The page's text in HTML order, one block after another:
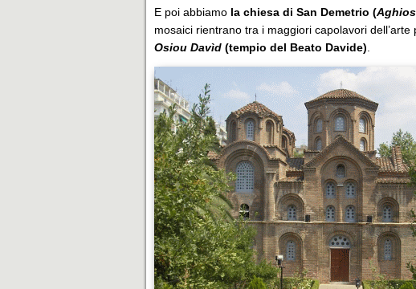
E poi abbiamo la chiesa di San Demetrio (
mosaici rientrano tra i maggiori capolavori
Osiou Davìd (tempio del Beato Davide)